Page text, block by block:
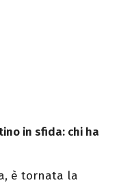
in sfida: chi ha
è tornata la